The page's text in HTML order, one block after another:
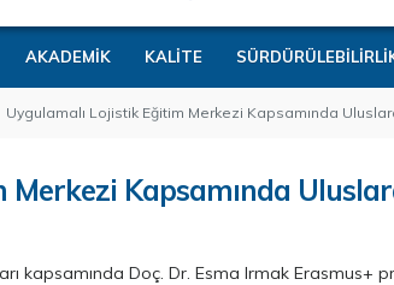
AKADEMİK KALİTE
Uygulamalı Lojistik Eğitim Merkezi Kapsamında
Kapsamında
kapsamında Doç. Dr. Esma Irmak Erasmus+